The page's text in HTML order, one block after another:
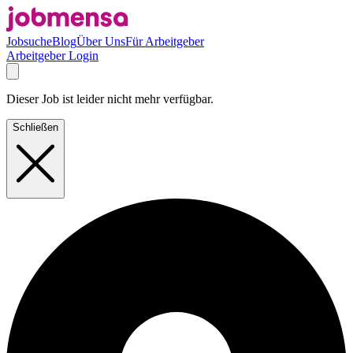
JobsucheBlogÜber UnsFür Arbeitgeber
Arbeitgeber Login
Dieser Job ist leider nicht mehr verfügbar.
Schließen